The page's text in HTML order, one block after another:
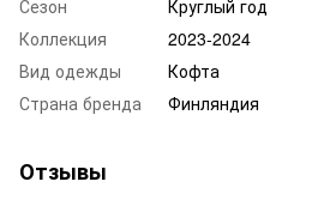
Сезон
Круглый год
Коллекция
2023-2024
Вид одежды
Кофта
Страна бренда
Финляндия
Отзывы